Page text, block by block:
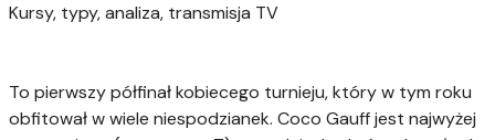
Kursy, typy, analiza, transmisja TV
To pierwszy półfinał kobiecego turnieju, który w tym roku
obfitował w wiele niespodzianek. Coco Gauff jest najwyżej